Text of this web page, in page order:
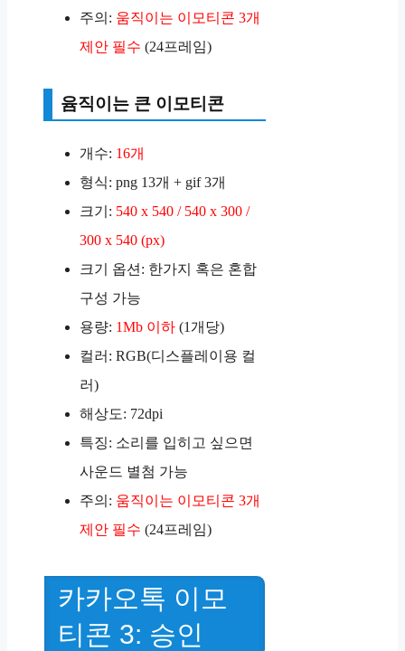
주의: 움직이는 이모티콘 3개
제안 필수 (24프레임)
윰직이는 큰 이모티콘
개수: 16개
형식: png 13개 + gif 3개
크기: 540 x 540 / 540 x 300 /
300 x 540 (px)
크기 옵션: 한가지 혹은 혼합
구성 가능
용량: 1Mb 이하 (1개당)
컬러: RGB(디스플레이용 컬
러)
해상도: 72dpi
특징: 소리를 입히고 싶으면
사운드 별첨 가능
주의: 움직이는 이모티콘 3개
제안 필수 (24프레임)
카카오톡 이모
티콘 3: 승인